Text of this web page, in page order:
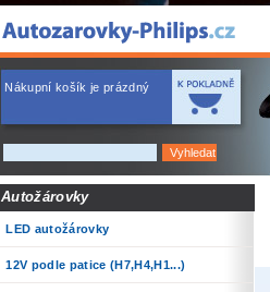
Nákupní košík je prázdný
Autožárovky
LED autožárovky
12V podle patice (H7,H4,H1...)